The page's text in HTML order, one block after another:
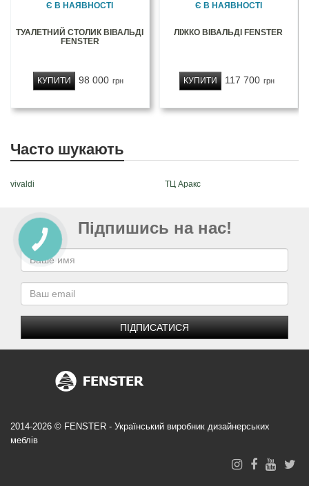
Є В НАЯВНОСТІ
ТУАЛЕТНИЙ СТОЛИК ВІВАЛЬДІ
FENSTER
98 000 грн
КУПИТИ
Є В НАЯВНОСТІ
ЛІЖКО ВІВАЛЬДІ FENSTER
117 700 грн
КУПИТИ
Часто шукають
vivaldi ТЦ Аракс
Підпишись на нас!
ПІДПИСАТИСЯ
2014-2026 © FENSTER - Український виробник дизайнерських
меблів